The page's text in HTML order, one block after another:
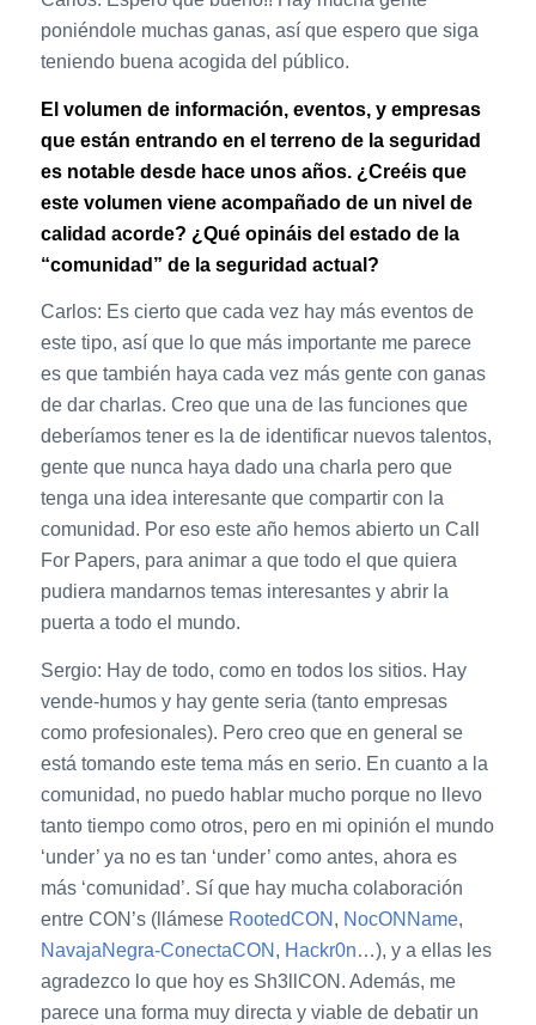
poniéndole muchas ganas, así que espero que siga
teniendo buena acogida del público.
El volumen de información, eventos, y empresas
que están entrando en el terreno de la seguridad
es notable desde hace unos años. ¿Creéis que
este volumen viene acompañado de un nivel de
calidad acorde? ¿Qué opináis del estado de la
“comunidad” de la seguridad actual?
Carlos: Es cierto que cada vez hay más eventos de
este tipo, así que lo que más importante me parece
es que también haya cada vez más gente con ganas
de dar charlas. Creo que una de las funciones que
deberíamos tener es la de identificar nuevos talentos,
gente que nunca haya dado una charla pero que
tenga una idea interesante que compartir con la
comunidad. Por eso este año hemos abierto un Call
For Papers, para animar a que todo el que quiera
pudiera mandarnos temas interesantes y abrir la
puerta a todo el mundo.
Sergio: Hay de todo, como en todos los sitios. Hay
vende-humos y hay gente seria (tanto empresas
como profesionales). Pero creo que en general se
está tomando este tema más en serio. En cuanto a la
comunidad, no puedo hablar mucho porque no llevo
tanto tiempo como otros, pero en mi opinión el mundo
‘under’ ya no es tan ‘under’ como antes, ahora es
más ‘comunidad’. Sí que hay mucha colaboración
entre CON’s (llámese RootedCON , NocONName,
NavajaNegra-ConectaCON , Hackr0n…), y a ellas les
agradezco lo que hoy es Sh3llCON. Además, me
parece una forma muy directa y viable de debatir un